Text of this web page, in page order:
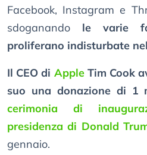
Facebook, Instagram e
sdoganando le varie
proliferano indisturbate
Il CEO di AppleTim Cook
suo una donazione di 1
cerimonia di
presidenza di Donald
gennaio.